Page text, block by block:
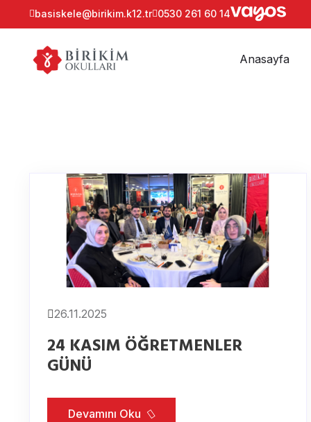
basiskele@birikim.k12.tr 0530 261 60 14
Anasayfa
26.11.2025
24 KASIM ÖĞRETMENLER
GÜNÜ
Devamını Oku